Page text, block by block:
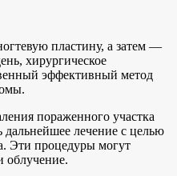
пластину, а затем —
хирургическое
эффективный метод
пораженного участка
дальнейшее лечение с целью
Эти процедуры могут
облучение.